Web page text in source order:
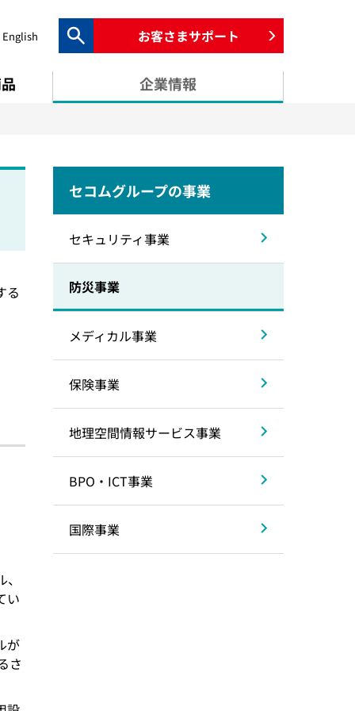
English 検索キーワード入力お客さまサポート
企業情報
る
い
が
さ
セコムグループの事業
セキュリティ事業
防災事業
メディカル事業
保険事業
地理空間情報サービス事業
BPO・ICT事業
国際事業